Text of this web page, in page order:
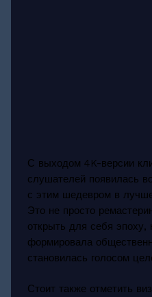
С выходом 4K-версии
слушателей появилась
с этим шедевром в
Это не просто
открыть для себя эпоху,
формировала
становилась голосом
Стоит также отметить